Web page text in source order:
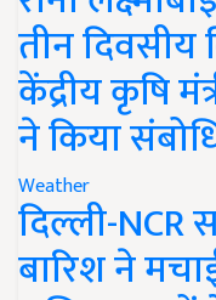
तीन दिवसीय
केंद्रीय कृषि
ने किया
Weather
दिल्ली-NCR
बारिश ने